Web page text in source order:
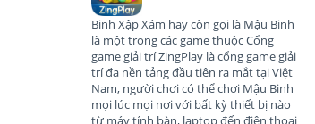
Binh Xập Xám hay còn gọi là Mậu Binh
là một trong các game thuộc Cổng
game giải trí ZingPlay là cổng game giải
trí đa nền tảng đầu tiên ra mắt tại Việt
Nam, người chơi có thể chơi Mậu Binh
mọi lúc mọi nơi với bất kỳ thiết bị nào
từ máy tính bàn, laptop đến điện thoại